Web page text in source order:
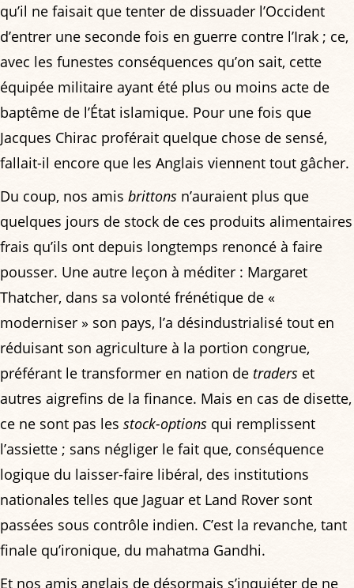
qu’il ne faisait que tenter de dissuader l’Occident
d’entrer une seconde fois en guerre contre l’Irak ; ce,
avec les funestes conséquences qu’on sait, cette
équipée militaire ayant été plus ou moins acte de
baptême de l’État islamique. Pour une fois que
Jacques Chirac proférait quelque chose de sensé,
fallait-il encore que les Anglais viennent tout gâcher.
Du coup, nos amis brittons n’auraient plus que
quelques jours de stock de ces produits alimentaires
frais qu’ils ont depuis longtemps renoncé à faire
pousser. Une autre leçon à méditer : Margaret
Thatcher, dans sa volonté frénétique de «
moderniser » son pays, l’a désindustrialisé tout en
réduisant son agriculture à la portion congrue,
préférant le transformer en nation de traders et
autres aigrefins de la finance. Mais en cas de disette,
ce ne sont pas les stock-options qui remplissent
l’assiette ; sans négliger le fait que, conséquence
logique du laisser-faire libéral, des institutions
nationales telles que Jaguar et Land Rover sont
passées sous contrôle indien. C’est la revanche, tant
finale qu’ironique, du mahatma Gandhi.
Et nos amis anglais de désormais s’inquiéter de ne